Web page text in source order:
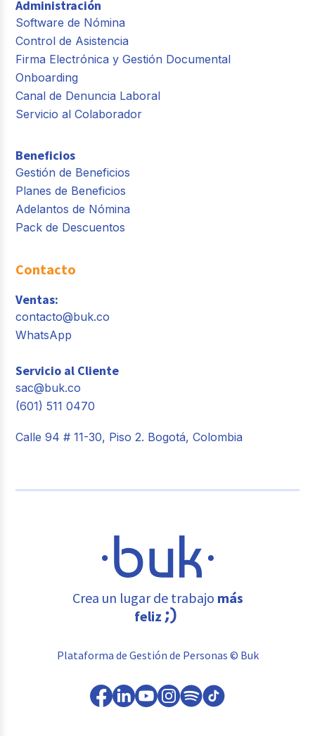
Administración
Software de Nómina
Control de Asistencia
Firma Electrónica y Gestión Documental
Onboarding
Canal de Denuncia Laboral
Servicio al Colaborador
Beneficios
Gestión de Beneficios
Planes de Beneficios
Adelantos de Nómina
Pack de Descuentos
Contacto
Ventas:
contacto@buk.co
WhatsApp
Servicio al Cliente
sac@buk.co
(601) 511 0470
Calle 94 # 11-30, Piso 2. Bogotá, Colombia
Crea un lugar de trabajo más
feliz
Plataforma de Gestión de Personas © Buk